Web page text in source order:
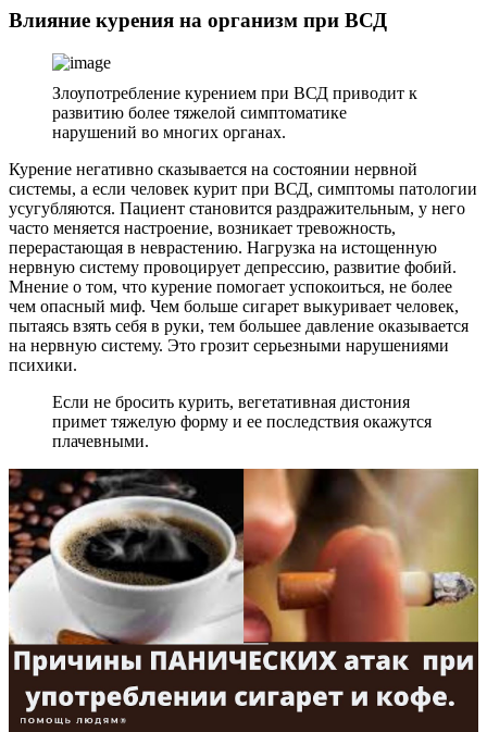
Влияние курения на организм при ВСД
Злоупотребление курением при ВСД приводит к
развитию более тяжелой симптоматике
нарушений во многих органах.
Курение негативно сказывается на состоянии нервной
системы, а если человек курит при ВСД, симптомы патологии
усугубляются. Пациент становится раздражительным, у него
часто меняется настроение, возникает тревожность,
перерастающая в неврастению. Нагрузка на истощенную
нервную систему провоцирует депрессию, развитие фобий.
Мнение о том, что курение помогает успокоиться, не более
чем опасный миф. Чем больше сигарет выкуривает человек,
пытаясь взять себя в руки, тем большее давление оказывается
на нервную систему. Это грозит серьезными нарушениями
психики.
Если не бросить курить, вегетативная дистония
примет тяжелую форму и ее последствия окажутся
плачевными.